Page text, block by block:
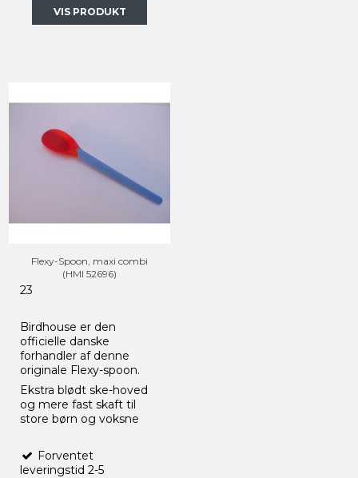
VIS PRODUKT
Flexy-Spoon, maxi combi
(HMI 52696)
23
Birdhouse er den
officielle danske
forhandler af denne
originale Flexy-spoon.
Ekstra blødt ske-hoved
og mere fast skaft til
store børn og voksne
Forventet
leveringstid 2-5